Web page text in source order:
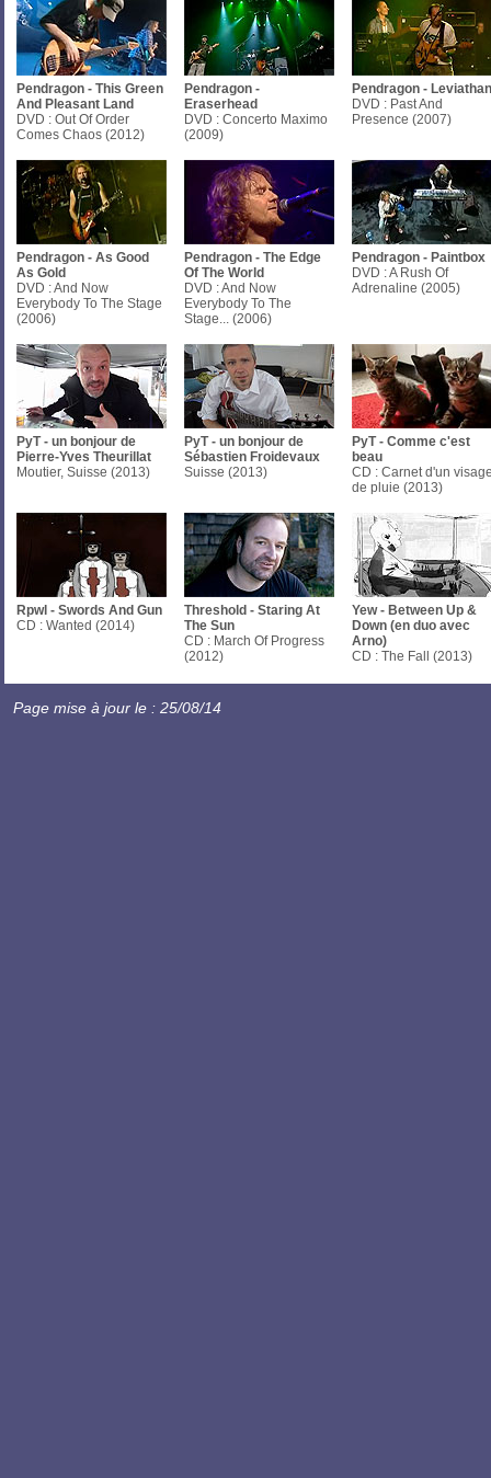
Pendragon - This Green
And Pleasant Land
DVD : Out Of Order
Comes Chaos (2012)
Pendragon -
Eraserhead
DVD : Concerto Maximo
(2009)
Pendragon - Leviathan
DVD : Past And
Presence (2007)
Pendragon - As Good
As Gold
DVD : And Now
Everybody To The Stage
(2006)
Pendragon - The Edge
Of The World
DVD : And Now
Everybody To The
Stage... (2006)
Pendragon - Paintbox
DVD : A Rush Of
Adrenaline (2005)
PyT - un bonjour de
Pierre-Yves Theurillat
Moutier, Suisse (2013)
PyT - un bonjour de
Sébastien Froidevaux
Suisse (2013)
PyT - Comme c'est
beau
CD : Carnet d'un
de pluie (2013)
Rpwl - Swords And Gun
CD : Wanted (2014)
Threshold - Staring At
The Sun
CD : March Of Progress
(2012)
Yew - Between Up &
Down (en duo avec
Arno)
CD : The Fall (2013)
Page mise à jour le : 25/08/14